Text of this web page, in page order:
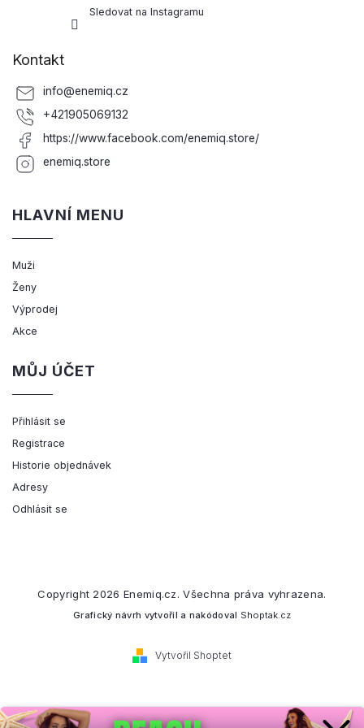
Sledovat na Instagramu
Kontakt
info@enemiq.cz
+421905069132
https://www.facebook.com/enemiq.store/
enemiq.store
HLAVNÍ MENU
Muži
Ženy
Výprodej
Akce
MŮJ ÚČET
Přihlásit se
Registrace
Historie objednávek
Adresy
Odhlásit se
Vytvořil Shoptet
Copyright 2026 Enemiq.cz. Všechna práva vyhrazena.
Grafický návrh vytvořil a nakódoval Shoptak.cz